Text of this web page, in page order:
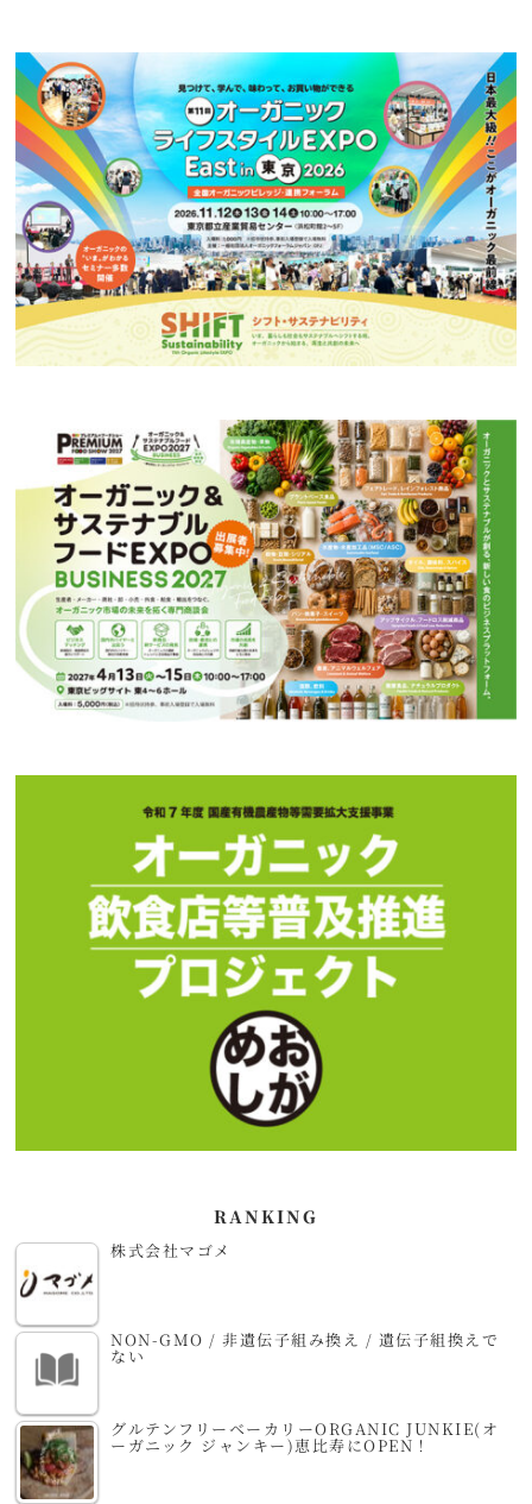
RANKING
株式会社マゴメ
NON-GMO / 非遺伝子組み換え / 遺伝子組換えで
ない
グルテンフリーベーカリーORGANIC JUNKIE(オ
ーガニック ジャンキー)恵比寿にOPEN！